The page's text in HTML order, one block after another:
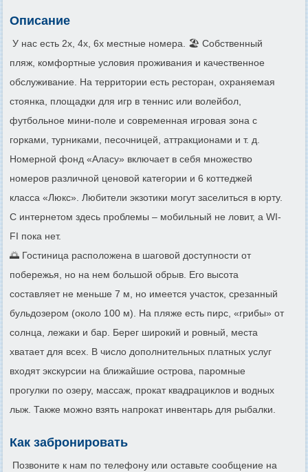
Описание
У нас есть 2х, 4х, 6х местные номера. 🏖️ Собственный
пляж, комфортные условия проживания и качественное
обслуживание. На территории есть ресторан, охраняемая
стоянка, площадки для игр в теннис или волейбол,
футбольное мини-поле и современная игровая зона с
горками, турниками, песочницей, аттракционами и т. д.
Номерной фонд «Аласу» включает в себя множество
номеров различной ценовой категории и 6 коттеджей
класса «Люкс». Любители экзотики могут заселиться в юрту.
С интернетом здесь проблемы – мобильный не ловит, а WI-
FI пока нет.
🌅 Гостиница расположена в шаговой доступности от
побережья, но на нем большой обрыв. Его высота
составляет не меньше 7 м, но имеется участок, срезанный
бульдозером (около 100 м). На пляже есть пирс, «грибы» от
солнца, лежаки и бар. Берег широкий и ровный, места
хватает для всех. В число дополнительных платных услуг
входят экскурсии на ближайшие острова, паромные
прогулки по озеру, массаж, прокат квадрациклов и водных
лыж. Также можно взять напрокат инвентарь для рыбалки.
Как забронировать
Позвоните к нам по телефону или оставьте сообщение на